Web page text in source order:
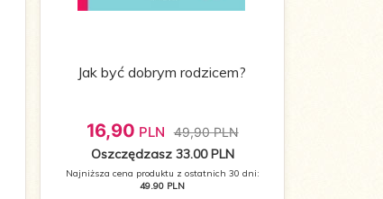
Jak być dobrym rodzicem?
16,90 PLN 49,90 PLN
Oszczędzasz 33.00 PLN
Najniższa cena produktu z ostatnich 30 dni:
49.90 PLN